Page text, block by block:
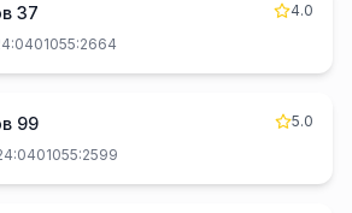
37
4.0
99
5.0